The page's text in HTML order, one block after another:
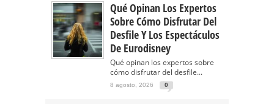
Qué Opinan Los Expertos
Sobre Cómo Disfrutar Del
Desfile Y Los Espectáculos
De Eurodisney
Qué opinan los expertos sobre
cómo disfrutar del desfile...
8 agosto, 2026 0